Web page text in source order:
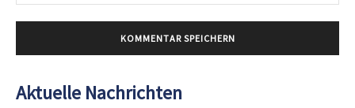
Aktuelle Nachrichten